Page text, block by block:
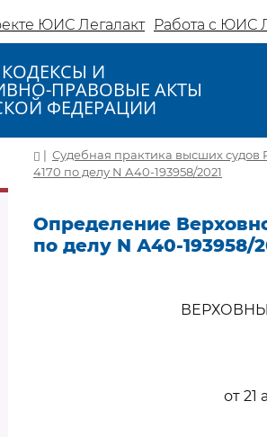
ЮИС Легалакт Работа с ЮИС
И
ПРАВОВЫЕ АКТЫ
ФЕДЕРАЦИИ
| Судебная практика высших судов
4170 по делу N А40-193958/2021
Определение
по делу N А40-193958/
от 21